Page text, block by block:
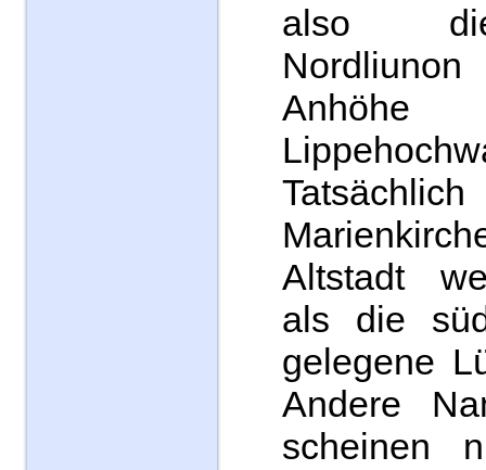
also
Altstadt
als die
gelegene
Andere
scheinen